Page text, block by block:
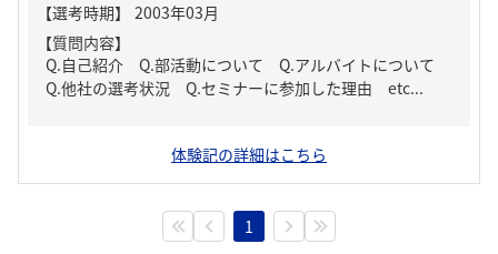
【質問内容】
Q.自己紹介 Q.部活動について Q.アルバイトについて
Q.他社の選考状況 Q.セミナーに参加した理由 etc...
体験記の詳細はこちら
1